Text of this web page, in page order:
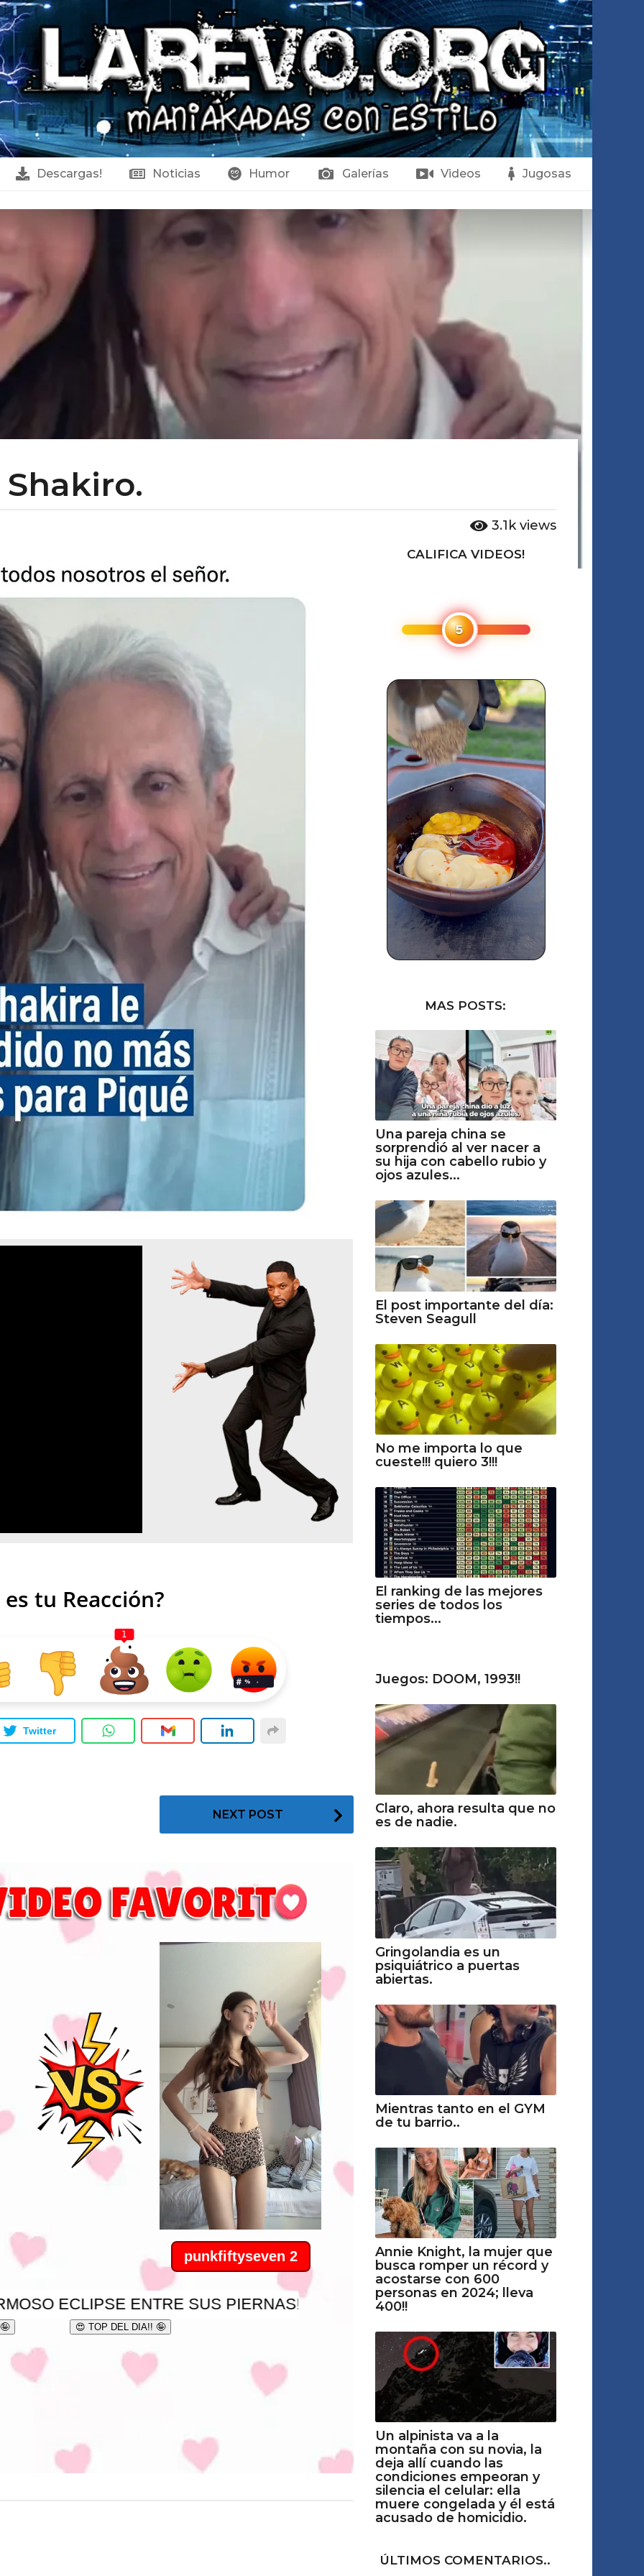
Descargas! Noticias Humor Galerías Videos Jugosas
3.1k views
tu Reacción?
1
Twitter
NEXT POST
CALIFICA VIDEOS!
MAS POSTS:
Una pareja china se
sorprendió al ver nacer a
su hija con cabello rubio y
ojos azules...
El post importante del día:
Steven Seagull
No me importa lo que
cueste!!! quiero 3!!!
El ranking de las mejores
series de todos los
tiempos...
Juegos: DOOM, 1993!!
Claro, ahora resulta que no
es de nadie.
Gringolandia es un
psiquiátrico a puertas
abiertas.
Mientras tanto en el GYM
de tu barrio..
Annie Knight, la mujer que
busca romper un récord y
acostarse con 600
personas en 2024; lleva
400!!
Un alpinista va a la
montaña con su novia, la
deja allí cuando las
condiciones empeoran y
silencia el celular: ella
muere congelada y él está
acusado de homicidio.
ÚLTIMOS COMENTARIOS..